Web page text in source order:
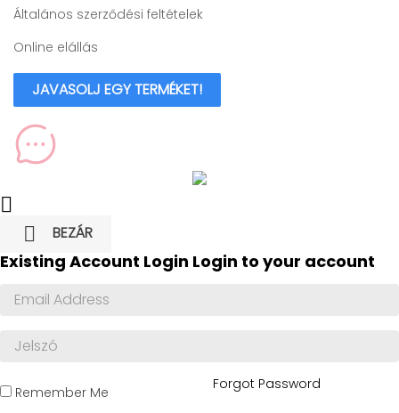
Általános szerződési feltételek
Online elállás
JAVASOLJ EGY TERMÉKET!


BEZÁR
Existing Account Login Login to your account
Remember Me Forgot Password